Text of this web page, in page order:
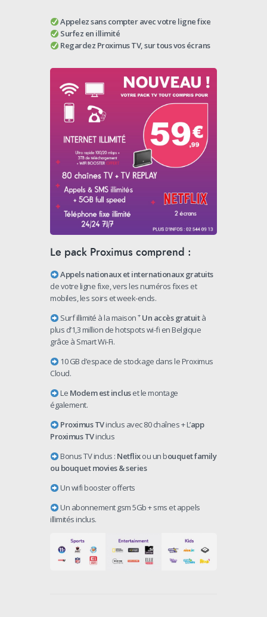
Appelez sans compter avec votre ligne fixe
Surfez en illimité
Regardez Proximus TV, sur tous vos écrans
Le pack Proximus comprend :
Appels nationaux et internationaux gratuits
de votre ligne fixe, vers les numéros fixes et
mobiles, les soirs et week-ends.
Surf illimité à la maison + Un accès gratuità
plus d’1,3 million de hotspots wi-fi en Belgique
grâce à Smart Wi-Fi.
10 GB d’espace de stockage dans le Proximus
Cloud.
Le Modem est incluset le montage
également.
Proximus TVinclus avec 80 chaînes + L’app
Proximus TVinclus
Bonus TV inclus : Netflixou un bouquet family
ou bouquet movies & series
Un wifi booster offerts
Un abonnement gsm 5Gb + sms et appels
illimités inclus.